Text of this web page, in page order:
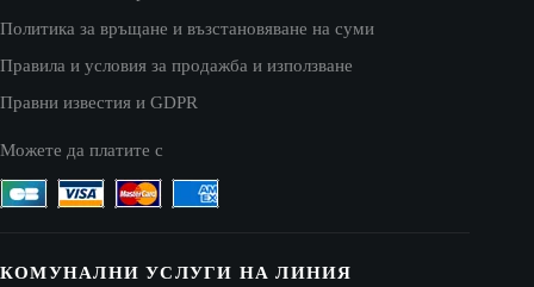
Политика за връщане и възстановяване на суми
Правила и условия за продажба и използване
Правни известия и GDPR
Можете да платите с
КОМУНАЛНИ УСЛУГИ НА ЛИНИЯ